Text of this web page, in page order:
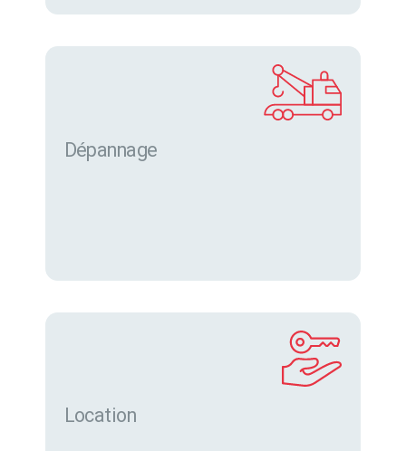
Dépannage
Location